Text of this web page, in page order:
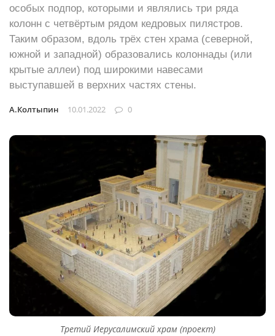
особых подпор, которыми и являлись три ряда
колонн с четвёртым рядом кедровых пилястров.
Таким образом, вдоль трёх стен храма (северной,
южной и западной) образовались колоннады (или
крытые аллеи) под широкими навесами
выступавшей в верхних частях стены.
А.Колтыпин 10.01.2022 0
Третий Иерусалимский храм (проект)